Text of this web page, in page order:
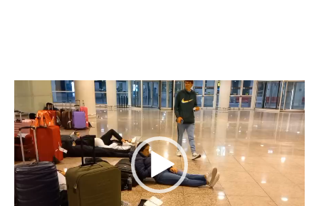
Reproductor
de
vídeo